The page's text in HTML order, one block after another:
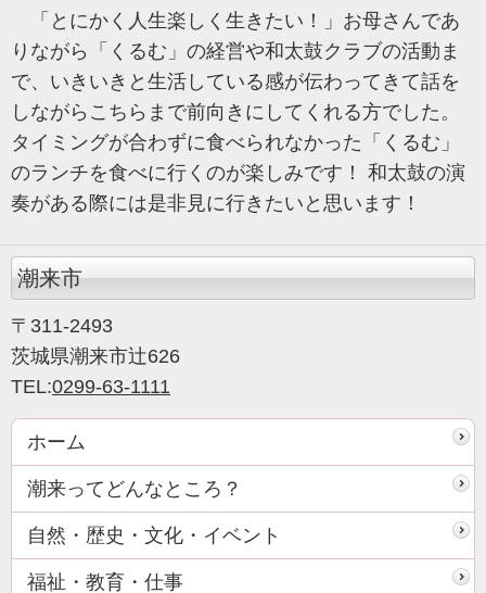
「とにかく人生楽しく生きたい！」お母さんであ
りながら「くるむ」の経営や和太鼓クラブの活動ま
で、いきいきと生活している感が伝わってきて話を
しながらこちらまで前向きにしてくれる方でした。
タイミングが合わずに食べられなかった「くるむ」
のランチを食べに行くのが楽しみです！ 和太鼓の演
奏がある際には是非見に行きたいと思います！
潮来市
〒311-2493
茨城県潮来市辻626
TEL:0299-63-1111
ホーム
潮来ってどんなところ？
自然・歴史・文化・イベント
福祉・教育・仕事